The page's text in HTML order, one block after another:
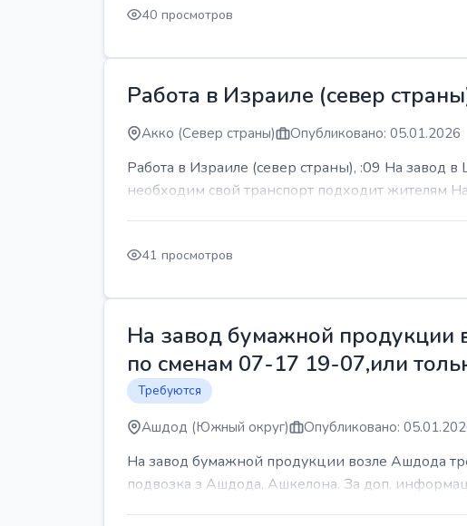
40 просмотров
Работа в Израиле (север
Акко (Север страны) Опубликовано: 05.01.2026
Работа в Израиле (север страны), :09 На завод
необходим свой транспорт подходит жителям
41 просмотров
На завод бумажной продукции
по сменам 07-17 19-07,или
Требуются
Ашдод (Южный округ) Опубликовано:
На завод бумажной продукции возле Ашдода
подвозка з Ашдода, Ашкелона. За доп.